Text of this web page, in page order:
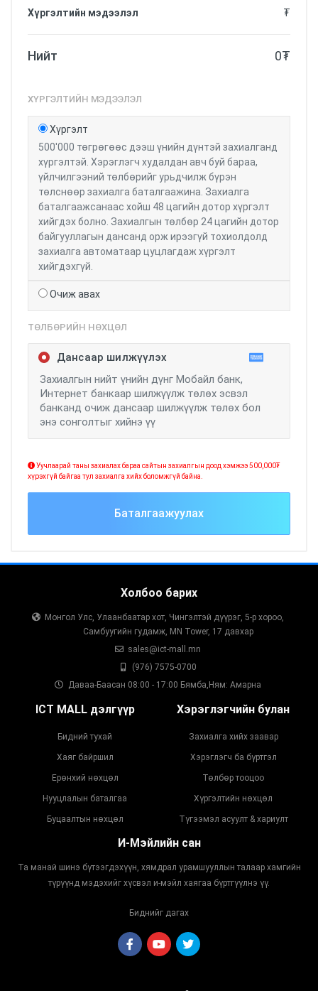
Хүргэлтийн мэдээлэл
₮
Нийт 0₮
ХҮРГЭЛТИЙН МЭДЭЭЛЭЛ
Хүргэлт
500'000 төгрөгөөс дээш үнийн дүнтэй захиалганд
хүргэлтэй. Хэрэглэгч худалдан авч буй бараа,
үйлчилгээний төлбөрийг урьдчилж бүрэн
төлснөөр захиалга баталгаажина. Захиалга
баталгаажсанаас хойш 48 цагийн дотор хүргэлт
хийгдэх болно. Захиалгын төлбөр 24 цагийн дотор
байгууллагын дансанд орж ирээгүй тохиолдолд
захиалга автоматаар цуцлагдаж хүргэлт
хийгдэхгүй.
Очиж авах
ТӨЛБӨРИЙН НӨХЦӨЛ
Дансаар шилжүүлэх
Захиалгын нийт үнийн дүнг Мобайл банк,
Интернет банкаар шилжүүлж төлөх эсвэл
банканд очиж дансаар шилжүүлж төлөх бол
энэ сонголтыг хийнэ үү
Уучлаарай таны захиалах бараа сайтын захиалгын доод хэмжээ 500,000₮
хүрэхгүй байгаа тул захиалга хийх боломжгүй байна.
Баталгаажуулах
Холбоо барих
Монгол Улс, Улаанбаатар хот, Чингэлтэй дүүрэг, 5-р хороо,
Самбуугийн гудамж, MN Tower, 17 давхар
sales@ict-mall.mn
(976) 7575-0700
Даваа-Баасан 08:00 - 17:00 Бямба,Ням: Амарна
ICT MALL дэлгүүр
Бидний тухай
Хаяг байршил
Ерөнхий нөхцөл
Нууцлалын баталгаа
Буцаалтын нөхцөл
Хэрэглэгчийн булан
Захиалга хийх заавар
Хэрэглэгч ба бүртгэл
Төлбөр тооцоо
Хүргэлтийн нөхцөл
Түгээмэл асуулт & хариулт
И-Мэйлийн сан
Та манай шинэ бүтээгдэхүүн, хямдрал урамшууллын талаар хамгийн
түрүүнд мэдэхийг хүсвэл и-мэйл хаягаа бүртгүүлнэ үү.
Биднийг дагах